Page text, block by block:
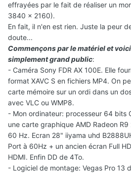
effrayées par le fait de réaliser un
3840 x 2160).
En fait, il n'en est rien. Juste la peur
doute...
Commençons par le matériel et
simplement grand public:
- Caméra Sony FDR AX 100E. Elle
format XAVC S en fichiers MP4. On
carte mémoire sur un ordi dans un
avec VLC ou WMP8.
- Mon ordinateur: processeur 64 bits
une carte graphique AMD Radeon
60 Hz. Ecran 28" iiyama uhd
Port à 60Hz + un ancien écran Full
HDMI. Enfin DD de 4To.
- Logiciel de montage: Vegas Pro 13